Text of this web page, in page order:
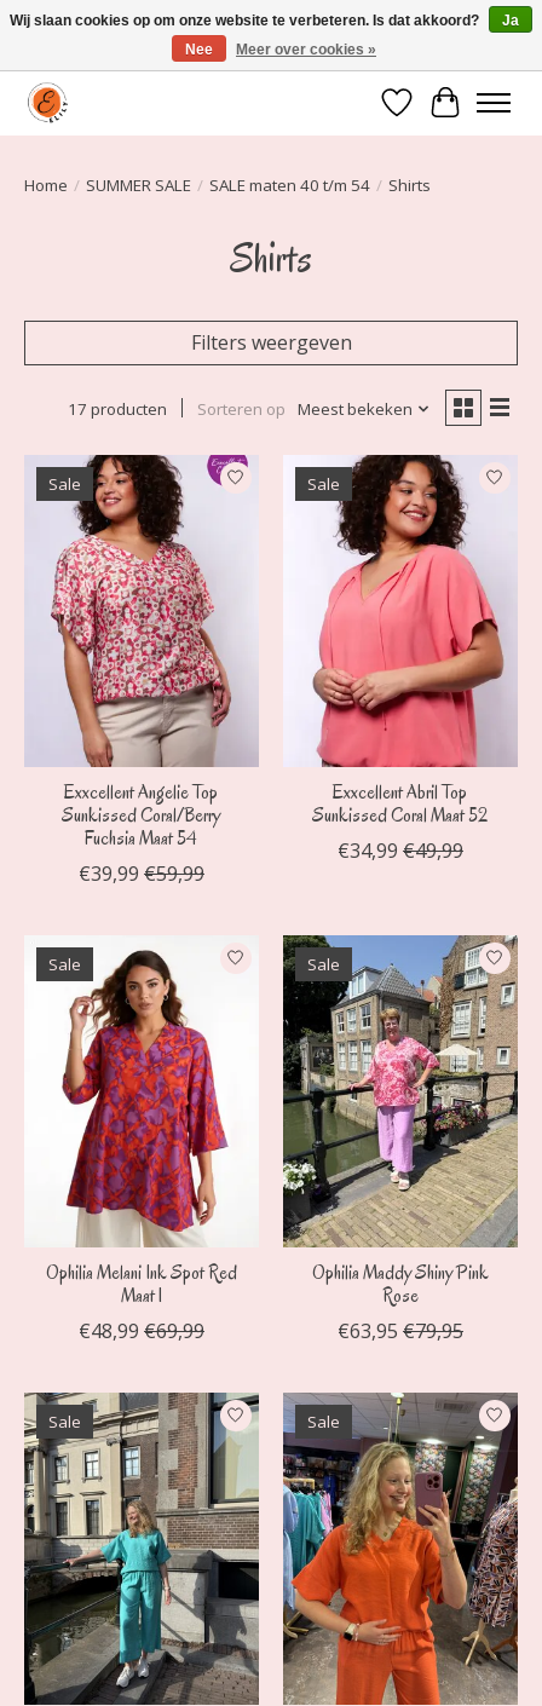
Elily is er om jou te laten stralen! Mode vanaf maat 34 t/m 54
Verlanglijst
Home / SUMMER SALE / SALE maten 40 t/m 54 / Shirts
Shirts
Filters weergeven
17 producten Sorteren op Meest bekeken
Sale
Exxcellent Angelie Top
Sunkissed Coral/Berry
Fuchsia Maat 54
€39,99 €59,99
Sale
Exxcellent Abril Top
Sunkissed Coral Maat 52
€34,99 €49,99
Sale
Ophilia Melani Ink Spot Red
Maat 1
€48,99 €69,99
Sale
Ophilia Maddy Shiny Pink
Rose
€63,95 €79,95
Sale Sale
Wij slaan cookies op om onze website te verbeteren. Is dat akkoord?
Ja
Nee
Meer over cookies »